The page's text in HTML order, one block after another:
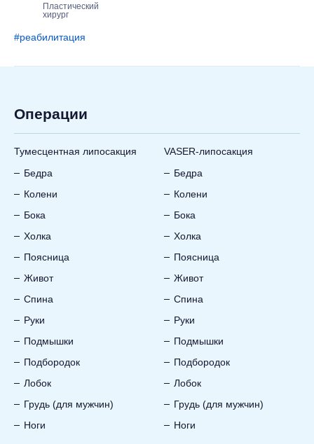
Пластический
хирург
#реабилитация
Операции
Тумесцентная липосакция
Бедра
Колени
Бока
Холка
Поясница
Живот
Спина
Руки
Подмышки
Подбородок
Лобок
Грудь (для мужчин)
Ноги
VASER-липосакция
Бедра
Колени
Бока
Холка
Поясница
Живот
Спина
Руки
Подмышки
Подбородок
Лобок
Грудь (для мужчин)
Ноги